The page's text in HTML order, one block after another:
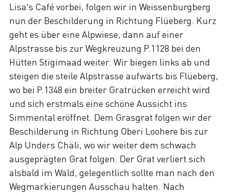
Lisa’s Café vorbei, folgen wir in Weissenburgberg
nun der Beschilderung in Richtung Flüeberg. Kurz
geht es über eine Alpwiese, dann auf einer
Alpstrasse bis zur Wegkreuzung P.1128 bei den
Hütten Stigimaad weiter. Wir biegen links ab und
steigen die steile Alpstrasse aufwärts bis Flüeberg,
wo bei P.1348 ein breiter Gratrücken erreicht wird
und sich erstmals eine schöne Aussicht ins
Simmental eröffnet. Dem Grasgrat folgen wir der
Beschilderung in Richtung Oberi Loohere bis zur
Alp Unders Chäli, wo wir weiter dem schwach
ausgeprägten Grat folgen. Der Grat verliert sich
alsbald im Wald, gelegentlich sollte man nach den
Wegmarkierungen Ausschau halten. Nach